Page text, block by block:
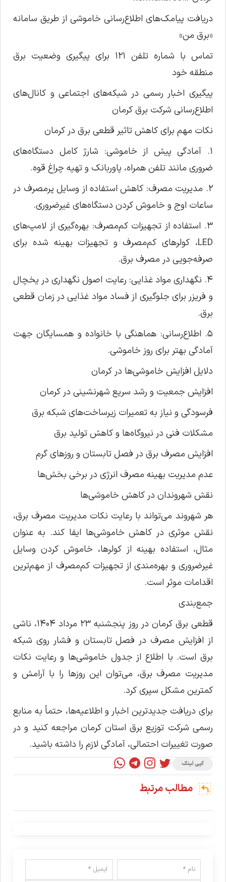
دریافت پیامک‌های اطلاع‌رسانی خاموشی از طریق سامانه
«برق من»
تماس با شماره تلفن ۱۲۱ برای پیگیری وضعیت برق
منطقه خود
پیگیری اخبار رسمی در شبکه‌های اجتماعی و کانال‌های
اطلاع‌رسانی شرکت برق کرمان
نکات مهم برای کاهش تاثیر قطعی برق در کرمان
۱. آمادگی پیش از خاموشی: شارژ کامل دستگاه‌های
ضروری مانند تلفن همراه، پاوربانک و تهیه چراغ قوه.
۲. مدیریت مصرف: کاهش استفاده از وسایل پرمصرف در
ساعات اوج و خاموش کردن دستگاه‌های غیرضروری.
۳. استفاده از تجهیزات کم‌مصرف: بهره‌گیری از لامپ‌های
LED، کولرهای کم‌مصرف و تجهیزات بهینه شده برای
صرفه‌جویی در مصرف برق.
۴. نگهداری مواد غذایی: رعایت اصول نگهداری در یخچال
و فریزر برای جلوگیری از فساد مواد غذایی در زمان قطعی
برق.
۵. اطلاع‌رسانی: هماهنگی با خانواده و همسایگان جهت
آمادگی بهتر برای روز خاموشی.
دلایل افزایش خاموشی‌ها در کرمان
افزایش جمعیت و رشد سریع شهرنشینی در کرمان
فرسودگی و نیاز به تعمیرات زیرساخت‌های شبکه برق
مشکلات فنی در نیروگاه‌ها و کاهش تولید برق
افزایش مصرف برق در فصل تابستان و روزهای گرم
عدم مدیریت بهینه مصرف انرژی در برخی بخش‌ها
نقش شهروندان در کاهش خاموشی‌ها
هر شهروند می‌تواند با رعایت نکات مدیریت مصرف برق،
نقش موثری در کاهش خاموشی‌ها ایفا کند. به عنوان
مثال، استفاده بهینه از کولرها، خاموش کردن وسایل
غیرضروری و بهره‌مندی از تجهیزات کم‌مصرف از مهم‌ترین
اقدامات موثر است.
جمع‌بندی
قطعی برق کرمان در روز پنجشنبه ۲۳ مرداد ۱۴۰۴، ناشی
از افزایش مصرف در فصل تابستان و فشار روی شبکه
برق است. با اطلاع از جدول خاموشی‌ها و رعایت نکات
مدیریت مصرف برق، می‌توان این روزها را با آرامش و
کمترین مشکل سپری کرد.
برای دریافت جدیدترین اخبار و اطلاعیه‌ها، حتماً به منابع
رسمی شرکت توزیع برق استان کرمان مراجعه کنید و در
صورت تغییرات احتمالی، آمادگی لازم را داشته باشید.
کپی لینک
مطالب مرتبط